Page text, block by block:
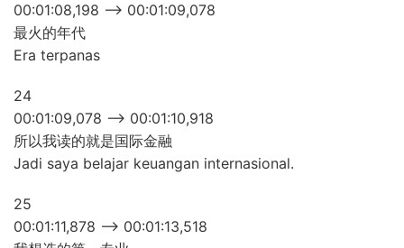
00:01:08,198 –> 00:01:09,078
最火的年代
Era terpanas
24
00:01:09,078 –> 00:01:10,918
所以我读的就是国际金融
Jadi saya belajar keuangan internasional.
25
00:01:11,878 –> 00:01:13,518